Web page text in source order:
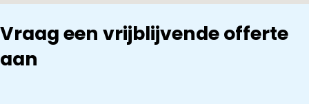
Vraag een vrijblijvende offerte
aan